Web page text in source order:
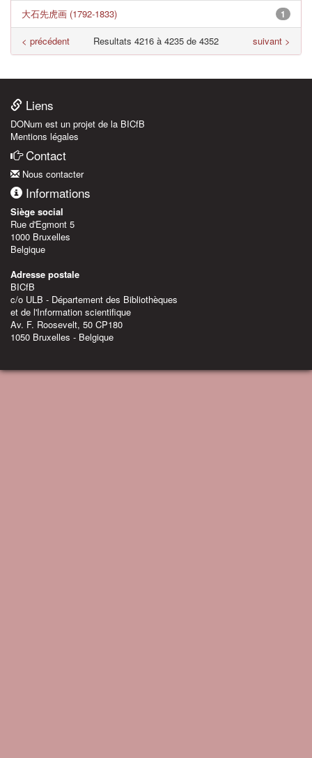
大石先虎画 (1792-1833) 1
Resultats 4216 à 4235 de 4352
< précédent suivant >
Liens
DONum est un projet de la BICfB
Mentions légales
Contact
Nous contacter
Informations
Siège social
Rue d'Egmont 5
1000 Bruxelles
Belgique
Adresse postale
BICfB
c/o ULB - Département des Bibliothèques
et de l'Information scientifique
Av. F. Roosevelt, 50 CP180
1050 Bruxelles - Belgique